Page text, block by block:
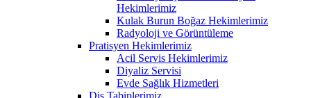
Hekimlerimiz
Kulak Burun Boğaz Hekimlerimiz
Radyoloji ve Görüntüleme
Pratisyen Hekimlerimiz
Acil Servis Hekimlerimiz
Diyaliz Servisi
Evde Sağlık Hizmetleri
Diş Tabiplerimiz